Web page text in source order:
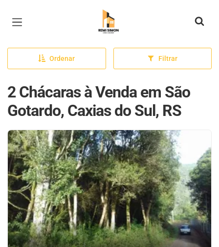
Página inicial
Ordenar Filtrar
2 Chácaras à Venda em São
Gotardo, Caxias do Sul, RS